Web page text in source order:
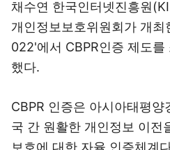
채수연 한국인터넷진흥원
개인정보보호위원회가 개
022'에서 CBPR인증 제도를
했다.
CBPR 인증은 아시아태평양
국 간 원활한 개인정보 이전
보호에 대한 자율 인증체계